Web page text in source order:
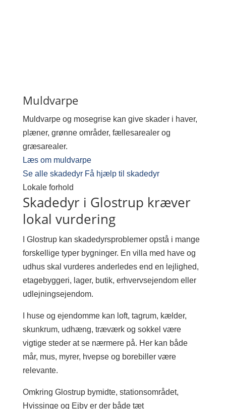
Muldvarpe
Muldvarpe og mosegrise kan give skader i haver,
plæner, grønne områder, fællesarealer og
græsarealer.
Læs om muldvarpe
Se alle skadedyr Få hjælp til skadedyr
Lokale forhold
Skadedyr i Glostrup kræver
lokal vurdering
I Glostrup kan skadedyrsproblemer opstå i mange
forskellige typer bygninger. En villa med have og
udhus skal vurderes anderledes end en lejlighed,
etagebyggeri, lager, butik, erhvervsejendom eller
udlejningsejendom.
I huse og ejendomme kan loft, tagrum, kælder,
skunkrum, udhæng, træværk og sokkel være
vigtige steder at se nærmere på. Her kan både
mår, mus, myrer, hvepse og borebiller være
relevante.
Omkring Glostrup bymidte, stationsområdet,
Hvissinge og Ejby er der både tæt